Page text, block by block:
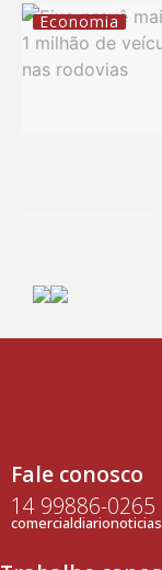
Economia
Fale conosco
14 99886-0265